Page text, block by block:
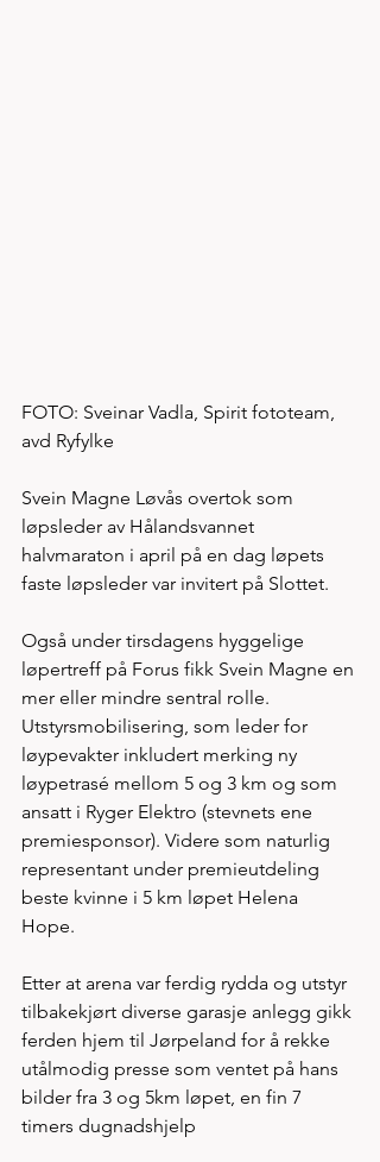
FOTO: Sveinar Vadla, Spirit fototeam,
avd Ryfylke
Svein Magne Løvås overtok som
løpsleder av Hålandsvannet
halvmaraton i april på en dag løpets
faste løpsleder var invitert på Slottet.
Også under tirsdagens hyggelige
løpertreff på Forus fikk Svein Magne en
mer eller mindre sentral rolle.
Utstyrsmobilisering, som leder for
løypevakter inkludert merking ny
løypetrasé mellom 5 og 3 km og som
ansatt i Ryger Elektro (stevnets ene
premiesponsor). Videre som naturlig
representant under premieutdeling
beste kvinne i 5 km løpet Helena
Hope.
Etter at arena var ferdig rydda og utstyr
tilbakekjørt diverse garasje anlegg gikk
ferden hjem til Jørpeland for å rekke
utålmodig presse som ventet på hans
bilder fra 3 og 5km løpet, en fin 7
timers dugnadshjelp